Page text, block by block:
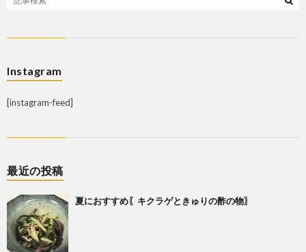
Instagram
[instagram-feed]
最近の投稿
夏におすすめ〖キクラゲときゅりの酢の物〗